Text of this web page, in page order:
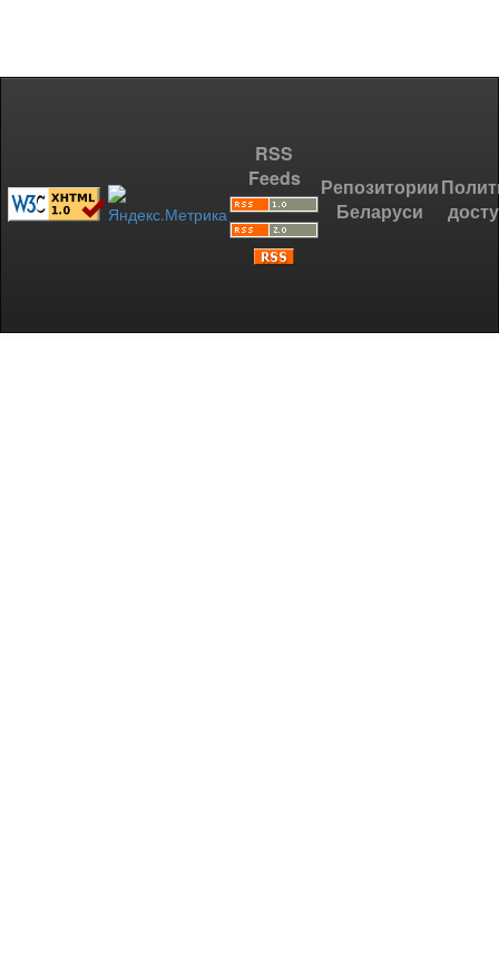
RSS
Feeds
Репозитории
Беларуси